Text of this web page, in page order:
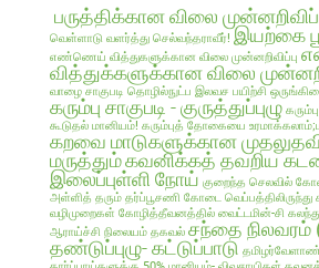
பருத்திக்கான விலை
வெள்ளாடு வளர்த்து செல்வந்தராவீர்! இயற்கை
எண்ணெய் வித்துகளுக்கான விலை முன்னறிவிப்பு
வித்துக்களுக்கான விலை
வாழை சாகுபடி தொழில்நுட்ப இலவச பயிற்சி
கரும்பு சாகுபடி - குருத்துப்புழு
கூடுதல் மானியம்! கரும்புத் தோகையை
கறவை மாடுகளுக்கான
மருத்தும்கவனிக்கத் தவறிய
இலைப்புள்ளி நோய் குறைந்த செலவில்
அள்ளித் தரும் தர்ப்பூசணி கோடை
வழிமுறைகள் கோழித்தீவனத்தில் வைட்டமின்-சி
ஆராய்ச்சி நிலையம் தகவல் சந்தை நிலவரம்
தண்டுப்புழு- கட்டுப்பாடு